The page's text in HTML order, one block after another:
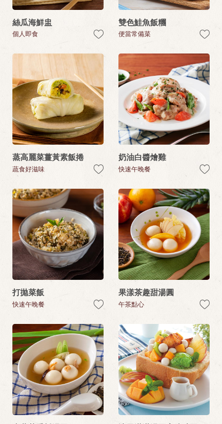
絲瓜海鮮盅
個人即食
雙色鮭魚飯糰
便當常備菜
蒸高麗菜薑黃素飯捲
蔬食好滋味
奶油白醬燴雞
快速午晚餐
打拋菜飯
快速午晚餐
果漾茶趣甜湯圓
午茶點心